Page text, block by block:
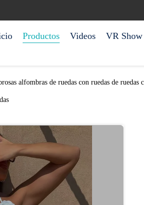
Productos Videos VR Show
alfombras de ruedas con ruedas de ruedas